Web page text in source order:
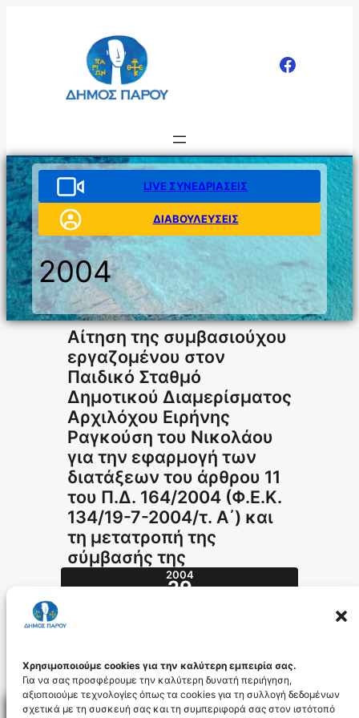
Χρησιμοποιούμε cookies για την καλύτερη εμπειρία σας.
Για να σας προσφέρουμε την καλύτερη δυνατή περιήγηση,
αξιοποιούμε τεχνολογίες όπως τα cookies για τη συλλογή δεδομένων
σχετικά με τη συσκευή σας και τη συμπεριφορά σας στον ιστότοπό
LIVE ΣΥΝΕΔΡΙΑΣΕΙΣ
ΔΙΑΒΟΥΛΕΥΣΕΙΣ
2004
Αίτηση της συμβασιούχου
εργαζομένου στον
Παιδικό Σταθμό
Δημοτικού Διαμερίσματος
Αρχιλόχου Ειρήνης
Ραγκούση του Νικολάου
για την εφαρμογή των
διατάξεων του άρθρου 11
του Π.Δ. 164/2004 (Φ.Ε.Κ.
134/19-7-2004/τ. Α΄) και
τη μετατροπή της
σύμβασής της
2004
29
511.2004_id418